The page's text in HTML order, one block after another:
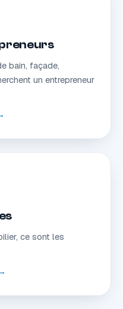
bain, façade,
un entrepreneur
ce sont les